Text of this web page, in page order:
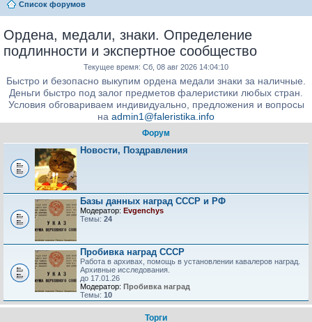
Список форумов
Ордена, медали, знаки. Определение
подлинности и экспертное сообщество
Текущее время: Сб, 08 авг 2026 14:04:10
Быстро и безопасно выкупим ордена медали знаки за наличные.
Деньги быстро под залог предметов фалеристики любых стран.
Условия обговариваем индивидуально, предложения и вопросы
на admin1@faleristika.info
Форум
Новости, Поздравления
Базы данных наград СССР и РФ
Модератор: Evgenchys
Темы: 24
Пробивка наград СССР
Работа в архивах, помощь в установлении кавалеров наград.
Архивные исследования.
до 17.01.26
Модератор: Пробивка наград
Темы: 10
Торги